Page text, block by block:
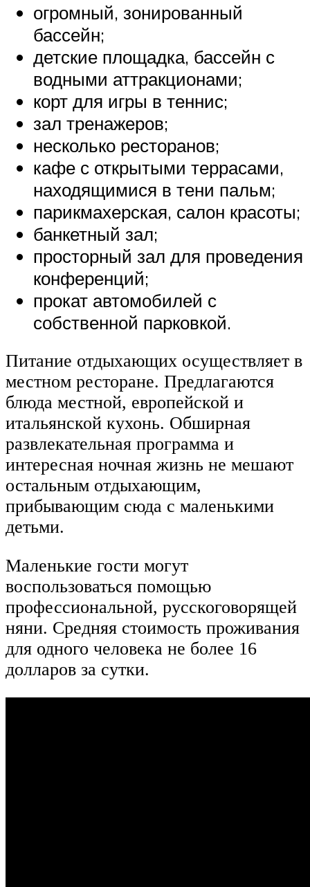
огромный, зонированный
бассейн;
детские площадка, бассейн с
водными аттракционами;
корт для игры в теннис;
зал тренажеров;
несколько ресторанов;
кафе с открытыми террасами,
находящимися в тени пальм;
парикмахерская, салон красоты;
банкетный зал;
просторный зал для проведения
конференций;
прокат автомобилей с
собственной парковкой.
Питание отдыхающих осуществляет в
местном ресторане. Предлагаются
блюда местной, европейской и
итальянской кухонь. Обширная
развлекательная программа и
интересная ночная жизнь не мешают
остальным отдыхающим,
прибывающим сюда с маленькими
детьми.
Маленькие гости могут
воспользоваться помощью
профессиональной, русскоговорящей
няни. Средняя стоимость проживания
для одного человека не более 16
долларов за сутки.